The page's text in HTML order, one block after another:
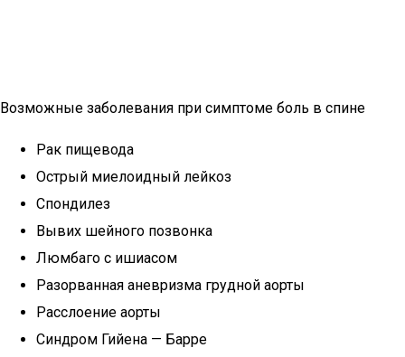
Возможные заболевания при симптоме боль в спине
Рак пищевода
Острый миелоидный лейкоз
Спондилез
Вывих шейного позвонка
Люмбаго с ишиасом
Разорванная аневризма грудной аорты
Расслоение аорты
Синдром Гийена — Барре